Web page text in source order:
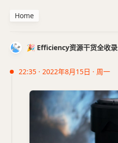
🎉 Efficiency资源干货全收录
22:35 · 2022年8月15日 · 周一
Home